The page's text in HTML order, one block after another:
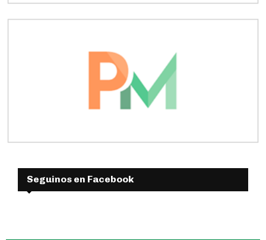
Seguinos en Facebook